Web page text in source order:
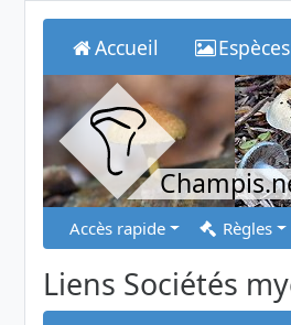
Accueil Espèces
Accès rapide Règles
Liens Sociétés